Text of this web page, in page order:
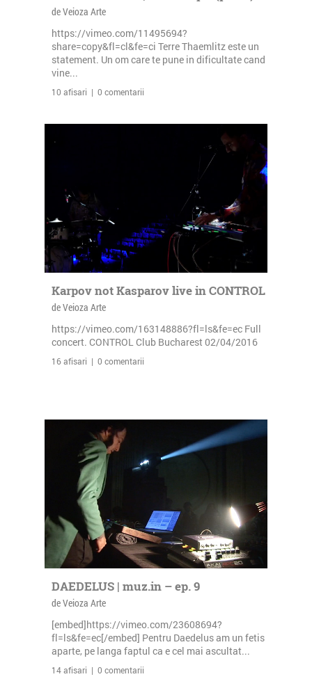
de Veioza Arte
https://vimeo.com/11495694?
share=copy&fl=cl&fe=ci Terre Thaemlitz este un
statement. Un om care te pune in dificultate cand
vine...
10 afisari | 0 comentarii
Karpov not Kasparov live in CONTROL
de Veioza Arte
https://vimeo.com/163148886?fl=ls&fe=ec Full
concert. CONTROL Club Bucharest 02/04/2016
16 afisari | 0 comentarii
DAEDELUS | muz.in – ep. 9
de Veioza Arte
[embed]https://vimeo.com/23608694?
fl=ls&fe=ec[/embed] Pentru Daedelus am un fetis
aparte, pe langa faptul ca e cel mai ascultat...
14 afisari | 0 comentarii